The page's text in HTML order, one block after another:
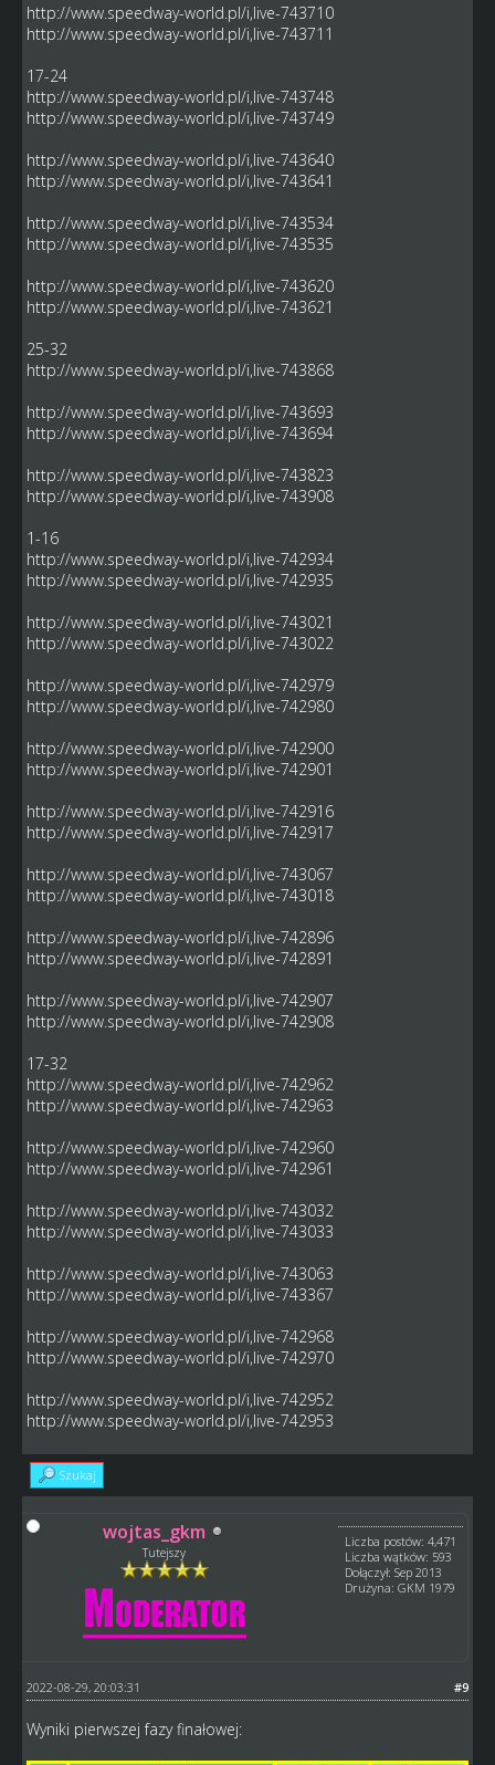
http://www.speedway-world.pl/i,live-743710
http://www.speedway-world.pl/i,live-743711
17-24
http://www.speedway-world.pl/i,live-743748
http://www.speedway-world.pl/i,live-743749
http://www.speedway-world.pl/i,live-743640
http://www.speedway-world.pl/i,live-743641
http://www.speedway-world.pl/i,live-743534
http://www.speedway-world.pl/i,live-743535
http://www.speedway-world.pl/i,live-743620
http://www.speedway-world.pl/i,live-743621
25-32
http://www.speedway-world.pl/i,live-743868
http://www.speedway-world.pl/i,live-743693
http://www.speedway-world.pl/i,live-743694
http://www.speedway-world.pl/i,live-743823
http://www.speedway-world.pl/i,live-743908
1-16
http://www.speedway-world.pl/i,live-742934
http://www.speedway-world.pl/i,live-742935
http://www.speedway-world.pl/i,live-743021
http://www.speedway-world.pl/i,live-743022
http://www.speedway-world.pl/i,live-742979
http://www.speedway-world.pl/i,live-742980
http://www.speedway-world.pl/i,live-742900
http://www.speedway-world.pl/i,live-742901
http://www.speedway-world.pl/i,live-742916
http://www.speedway-world.pl/i,live-742917
http://www.speedway-world.pl/i,live-743067
http://www.speedway-world.pl/i,live-743018
http://www.speedway-world.pl/i,live-742896
http://www.speedway-world.pl/i,live-742891
http://www.speedway-world.pl/i,live-742907
http://www.speedway-world.pl/i,live-742908
17-32
http://www.speedway-world.pl/i,live-742962
http://www.speedway-world.pl/i,live-742963
http://www.speedway-world.pl/i,live-742960
http://www.speedway-world.pl/i,live-742961
http://www.speedway-world.pl/i,live-743032
http://www.speedway-world.pl/i,live-743033
http://www.speedway-world.pl/i,live-743063
http://www.speedway-world.pl/i,live-743367
http://www.speedway-world.pl/i,live-742968
http://www.speedway-world.pl/i,live-742970
http://www.speedway-world.pl/i,live-742952
http://www.speedway-world.pl/i,live-742953
Szukaj
wojtas_gkm
Tutejszy
Liczba postów: 4,471
Liczba wątków: 593
Dołączył: Sep 2013
Drużyna: GKM 1979
#9
2022-08-29, 20:03:31
Wyniki pierwszej fazy finałowej: